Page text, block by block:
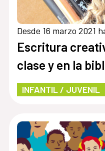
Desde 16 marzo 2021
Escritura
clase y en la
INFANTIL / JUVENIL